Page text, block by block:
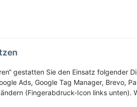
gestatten Sie den Einsatz folgender
Ads, Google Tag Manager, Brevo,
(Fingerabdruck-Icon links unten).
widerrufen
gesetzlicher USt., zzgl.Versand
Hotline +43-7758-30410